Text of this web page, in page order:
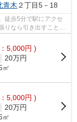
青木 ２丁目5－18
徒歩5分で駅にアクセ
なら引き出すことが
5,000円 )
20万円
㎡
5,000円 )
20万円
㎡